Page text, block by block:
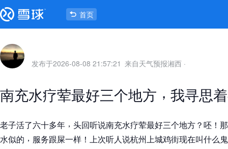
首页
发布于2026-08-08 21:57:21 来自天气预报湘西 ·
南充水疗荤最好三个地方 ， 我寻思
老子活了六十多年 ， 头回听说南充水疗荤最好三个地方？呸 ！
水似的 ， 服务跟屎一样 ！ 上次听人说杭州上城鸡街现在叫什么